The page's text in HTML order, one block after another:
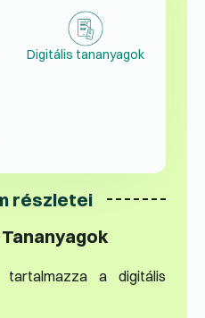
Digitális tananyagok
részletei
a digitális